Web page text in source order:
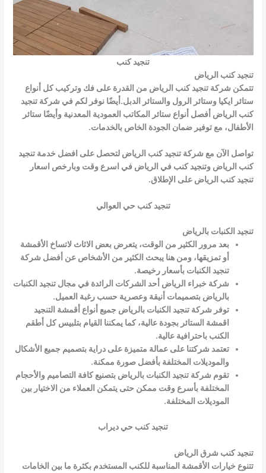
تنجيد كنب
تنجيد كنب الرياض
تتمكن شركة تنجيد كنب الرياض من القدرة على فك وتركيب كل أنواع
ستائر ايكيا وستائر الرول والستائر الدبل.أيضًا نوفر لكم في شركة تنجيد
كنب الرياض أفصل أنواع ستائر المكاتب العمودية المعدنية وأيضًا ستائر
الأطفال، مع توفير ضمان الجودة الخاص بالخدمات.
تواصل الآن مع شركة تنجيد كنب الرياض لتحصل على افضل خدمة تنجيد
كنب الرياض وتنجيد كنب في الرياض في اسرع وقت وبارخص اسعار
تنجيد كنب الرياض على الإطلاق.
تنجيد كنب حي العوالي
تنجيد الكنبات بالرياض
بعد مرور الكثير من الوقت، يتعرض بعض الاثاث لاتساخ الأقمشة
أو تمزيقها، ومن هنا يبحث الكثير من الأشخاص عن أفضل شركة
تنجيد الكنبات بأسعار رخيصة.
شركة خبراء الرياض أحد الشركات الرائدة في مجال تنجيد الكنبات
بالرياض بتصميمات أنيقة وعصرية حسب رغبة العميل.
توفر شركة تنجيد الكنبات بالرياض جميع أنواع أقمشة التنجيد
اقمشة الستائر بجودة عالية، كما يمكننا القيام بتلبيس كل أطقم
الكنب باحترافية عالية.
تعتمد شركتنا على عمالة متميزة على دراية بتصميم جميع الأشكال
والموديلات المختلفة بأفضل صورة ممكنة.
تقوم شركة تنجيد الكنبات بالرياض بتصنيع كافة التصاميم والأحجام
المختلفة بأسرع وقت ممكن حتى يتمكن العملاء من الاختيار بين
الموديلات المختلفة.
تنجيد كنب حي ديراب
تنجيد كنب شرق الرياض
تتنوع خيارات الأقمشة المناسبة للكنب المستخدم بكثرة ما بين الخامات